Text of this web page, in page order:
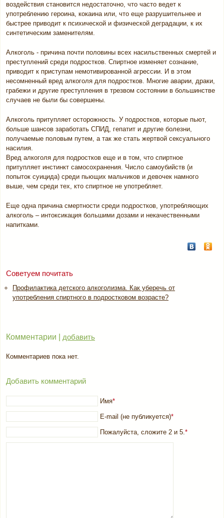
воздействия становится недостаточно, что часто ведет к
употреблению героина, кокаина или, что еще разрушительнее и
быстрее приводит к психической и физической деградации, к их
синтетическим заменителям.
Алкоголь - причина почти половины всех насильственных смертей и
преступлений среди подростков. Спиртное изменяет сознание,
приводит к приступам немотивированной агрессии. И в этом
несомненный вред алкоголя для подростков. Многие аварии, драки,
грабежи и другие преступления в трезвом состоянии в большинстве
случаев не были бы совершены.
Алкоголь притупляет осторожность. У подростков, которые пьют,
больше шансов заработать СПИД, гепатит и другие болезни,
получаемые половым путем, а так же стать жертвой сексуального
насилия.
Вред алкоголя для подростков еще и в том, что спиртное
притупляет инстинкт самосохранения. Число самоубийств (и
попыток суицида) среди пьющих мальчиков и девочек намного
выше, чем среди тех, кто спиртное не употребляет.
Еще одна причина смертности среди подростков, употребляющих
алкоголь – интоксикация большими дозами и некачественными
напитками.
Советуем почитать
Профилактика детского алкоголизма. Как уберечь от
употребления спиртного в подростковом возрасте?
Комментарии | добавить
Комментариев пока нет.
Добавить комментарий
Имя*
E-mail (не публикуется)*
Пожалуйста, сложите 2 и 5.*